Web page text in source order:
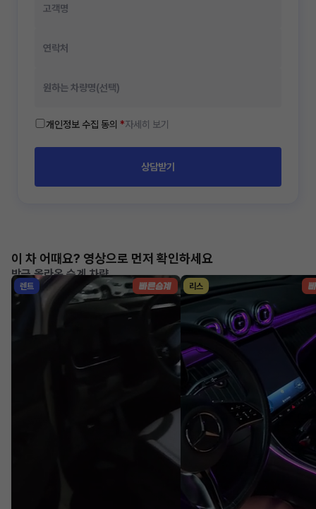
개인정보 수집 동의 *자세히 보기
상담받기
이 차 어때요? 영상으로 먼저 확인하세요
방금 올라온 승계 차량
렌트 리스